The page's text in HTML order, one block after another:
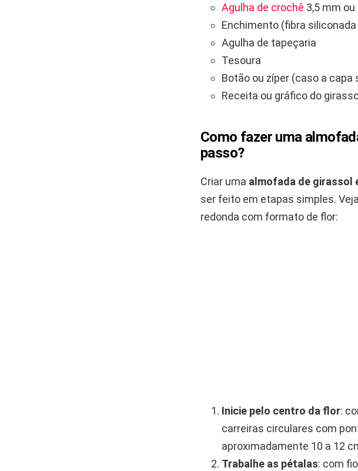
Agulha de crochê 3,5 mm ou
Enchimento (fibra
Agulha de tapeçaria
Tesoura
Botão ou zíper (caso a capa
Receita ou gráfico do
Como fazer uma
passo?
Criar uma almofada de girassol
ser feito em etapas simples.
redonda com formato de flor:
Inicie pelo centro da flor:
carreiras circulares com
aproximadamente 10 a 12
Trabalhe as pétalas: com